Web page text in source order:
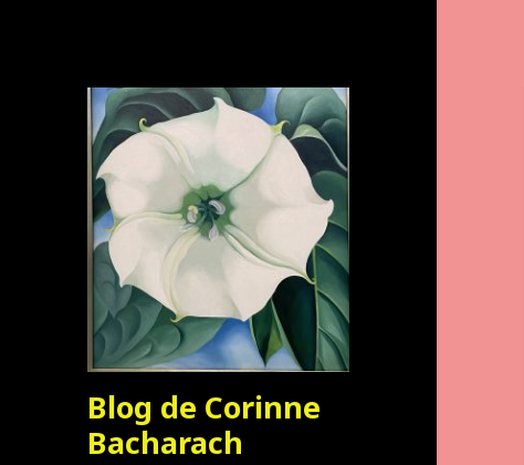
Blog de Corinne
Bacharach